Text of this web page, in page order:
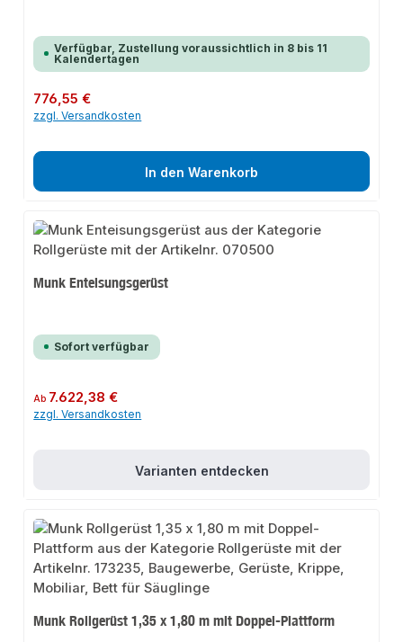
Verfügbar, Zustellung voraussichtlich in 8 bis 11
Kalendertagen
Regulärer Preis:
776,55 €
zzgl. Versandkosten
In den Warenkorb
Munk Enteisungsgerüst
Sofort verfügbar
Regulärer Preis:
Ab 7.622,38 €
zzgl. Versandkosten
Varianten entdecken
Munk Rollgerüst 1,35 x 1,80 m mit Doppel-Plattform